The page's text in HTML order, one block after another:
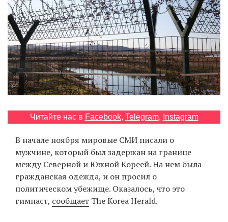
Читайте нас в Facebook, Telegram, Instagram
В начале ноября мировые СМИ писали о
мужчине, который был задержан на границе
между Северной и Южной Кореей. На нем была
гражданская одежда, и он просил о
политическом убежище. Оказалось, что это
гимнаст, сообщает The Korea Herald.